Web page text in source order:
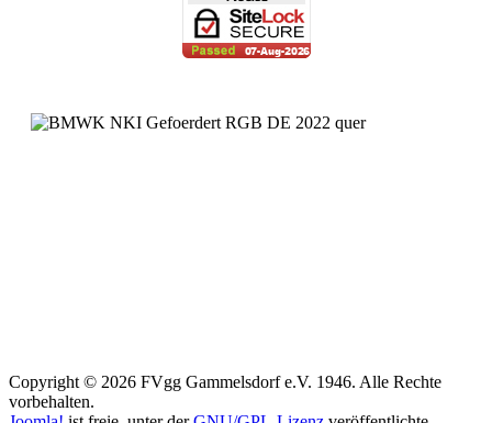
Copyright © 2026 FVgg Gammelsdorf e.V. 1946. Alle Rechte
vorbehalten.